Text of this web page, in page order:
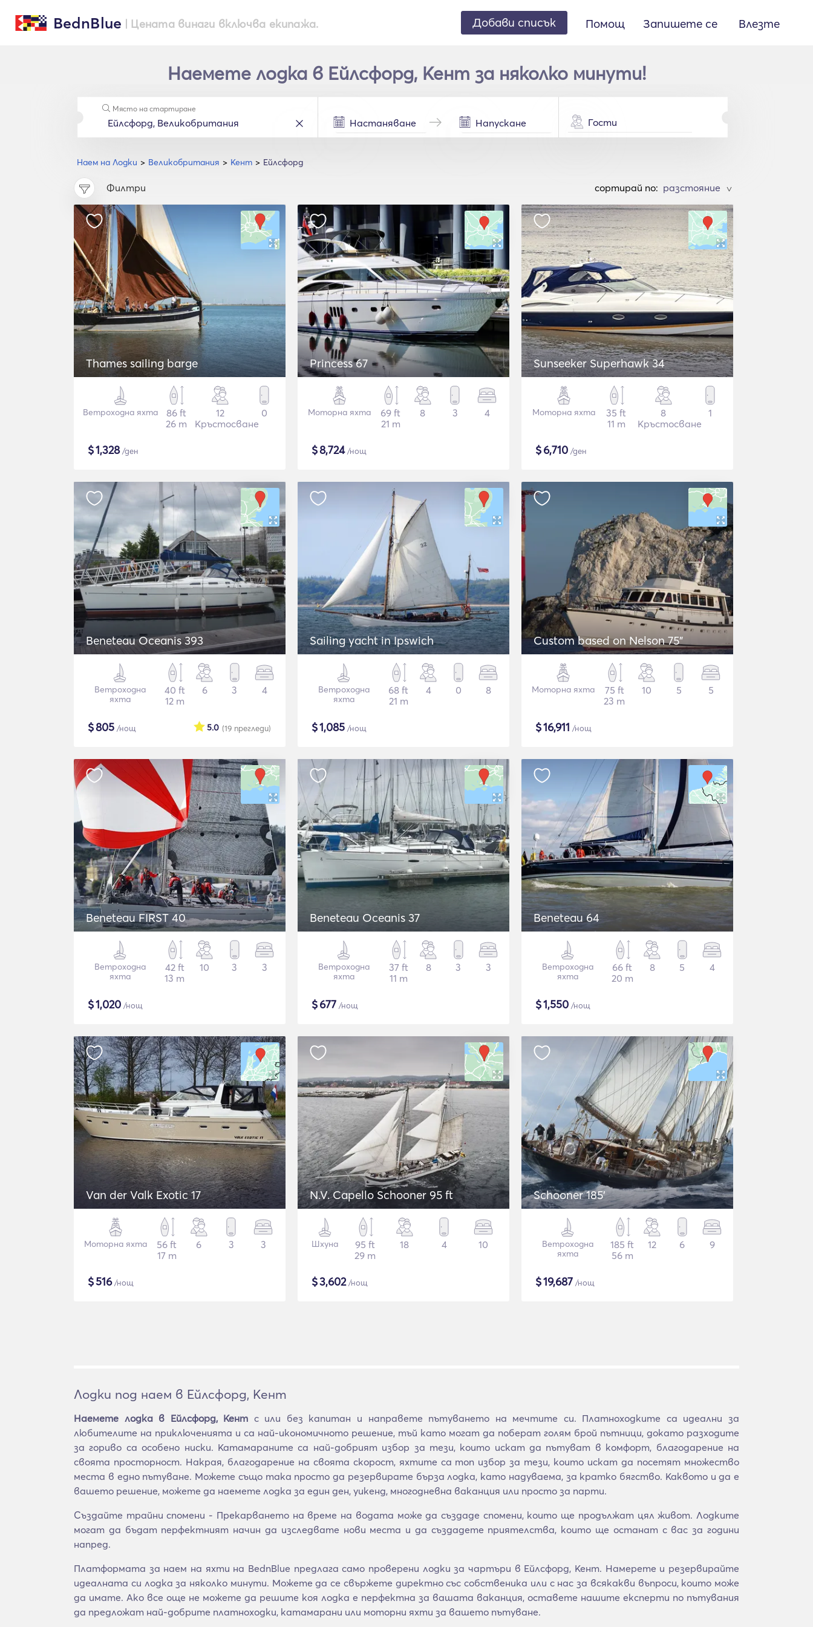
BednBlue | Цената винаги включва екипажа. Добави списък Помощ Запишете се Влезте
Наемете лодка в Ейлсфорд, Кент за няколко минути!
Наем на Лодки Великобритания Кент Ейлсфорд
Място на стартиране
Гости
Филтри cортирай по: >
Thames sailing barge
Ветроходна яхта
86 ft
26 m
12
Кръстосване
0
$1,328/ден
Princess 67
Моторна яхта
69 ft
21 m
8 3 4
$8,724/нощ
Sunseeker Superhawk 34
Моторна яхта
35 ft
11 m
8
Кръстосване
1
$6,710 /ден
Beneteau Oceanis 393
Ветроходна
яхта
40 ft
12 m
6 3 4
$805 /нощ (19 прегледи)
5.0
Sailing yacht in Ipswich
Ветроходна
яхта
68 ft
21 m
4 0 8
$1,085 /нощ
Custom based on Nelson 75"
Моторна яхта
75 ft
23 m
10 5 5
$16,911 /нощ
Beneteau FIRST 40
Ветроходна
яхта
42 ft
13 m
10 3 3
$1,020 /нощ
Beneteau Oceanis 37
Ветроходна
яхта
37 ft
11 m
8 3 3
$677 /нощ
Beneteau 64
Ветроходна
яхта
66 ft
20 m
8 5 4
$1,550 /нощ
Van der Valk Exotic 17
Моторна яхта
56 ft
17 m
6 3 3
$516/нощ
N.V. Capello Schooner 95 ft
Шхуна
95 ft
29 m
18 4 10
$3,602/нощ
Schooner 185'
Ветроходна
яхта
185 ft
56 m
12 6 9
$19,687 /нощ
Лодки под наем в Ейлсфорд, Кент
Наемете лодка в Ейлсфорд, Кент с или без капитан и направете пътуването на мечтите си. Платноходките са идеални за
любителите на приключенията и са най-икономичното решение, тъй като могат да поберат голям брой пътници, докато разходите
за гориво са особено ниски. Катамараните са най-добрият избор за тези, които искат да пътуват в комфорт, благодарение на
своята просторност. Накрая, благодарение на своята скорост, яхтите са топ избор за тези, които искат да посетят множество
места в едно пътуване. Можете също така просто да резервирате бърза лодка, като надуваема, за кратко бягство. Каквото и да е
вашето решение, можете да наемете лодка за един ден, уикенд, многодневна ваканция или просто за парти.
Създайте трайни спомени - Прекарването на време на водата може да създаде спомени, които ще продължат цял живот. Лодките
могат да бъдат перфектният начин да изследвате нови места и да създадете приятелства, които ще останат с вас за години
напред.
Платформата за наем на яхти на BednBlue предлага само проверени лодки за чартъри в Ейлсфорд, Кент. Намерете и резервирайте
идеалната си лодка за няколко минути. Можете да се свържете директно със собственика или с нас за всякакви въпроси, които може
да имате. Ако все още не можете да решите коя лодка е перфектна за вашата ваканция, оставете нашите експерти по пътувания
да предложат най-добрите платноходки, катамарани или моторни яхти за вашето пътуване.